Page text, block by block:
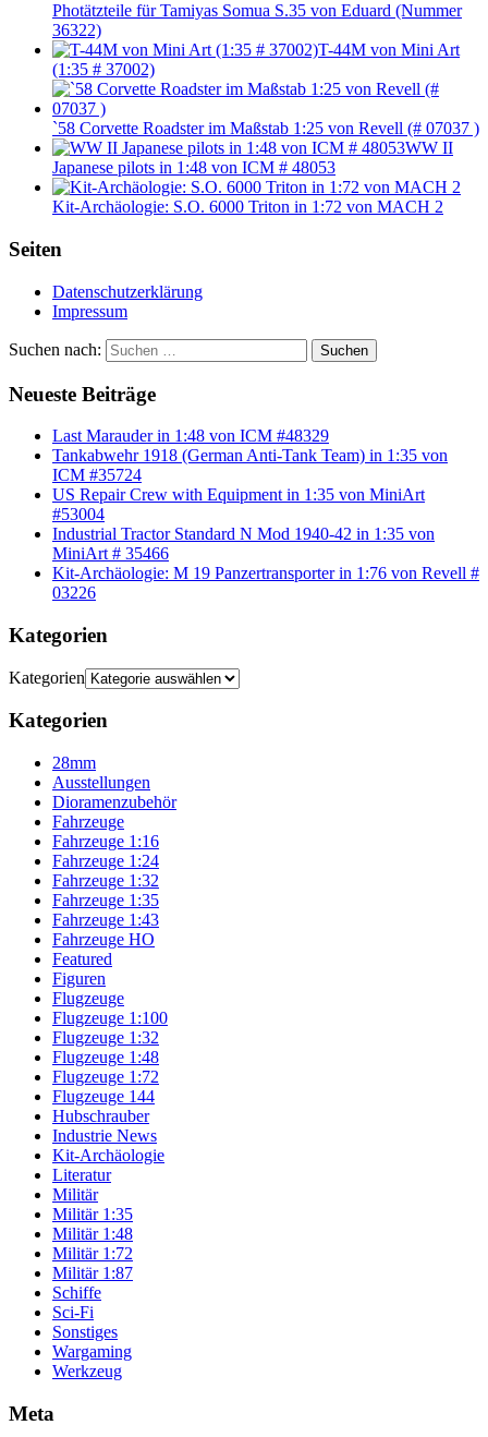
Photätzteile für Tamiyas Somua S.35 von Eduard (Nummer
36322)
T-44M von Mini Art
(1:35 # 37002)
`58 Corvette Roadster im Maßstab 1:25 von Revell (# 07037 )
WW II
Japanese pilots in 1:48 von ICM # 48053
Kit-Archäologie: S.O. 6000 Triton in 1:72 von MACH 2
Seiten
Datenschutzerklärung
Impressum
Suchen nach: Suchen
Neueste Beiträge
Last Marauder in 1:48 von ICM #48329
Tankabwehr 1918 (German Anti-Tank Team) in 1:35 von
ICM #35724
US Repair Crew with Equipment in 1:35 von MiniArt
#53004
Industrial Tractor Standard N Mod 1940-42 in 1:35 von
MiniArt # 35466
Kit-Archäologie: M 19 Panzertransporter in 1:76 von Revell #
03226
Kategorien
Kategorien
Kategorien
28mm
Ausstellungen
Dioramenzubehör
Fahrzeuge
Fahrzeuge 1:16
Fahrzeuge 1:24
Fahrzeuge 1:32
Fahrzeuge 1:35
Fahrzeuge 1:43
Fahrzeuge HO
Featured
Figuren
Flugzeuge
Flugzeuge 1:100
Flugzeuge 1:32
Flugzeuge 1:48
Flugzeuge 1:72
Flugzeuge 144
Hubschrauber
Industrie News
Kit-Archäologie
Literatur
Militär
Militär 1:35
Militär 1:48
Militär 1:72
Militär 1:87
Schiffe
Sci-Fi
Sonstiges
Wargaming
Werkzeug
Meta